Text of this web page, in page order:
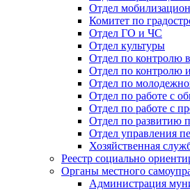
Отдел
Комитет по
Отдел ГО и ЧС
Отдел культуры
Отдел по контролю
Отдел по контролю
Отдел по
Отдел по работе с
Отдел по работе с
Отдел по развитию
Отдел управления
Хозяйственная
Реестр социально
Органы местного
Администрация